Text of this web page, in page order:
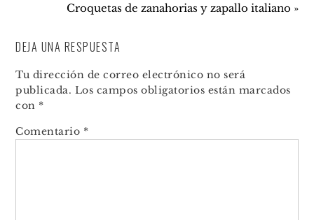
Croquetas de zanahorias y zapallo italiano »
DEJA UNA RESPUESTA
Tu dirección de correo electrónico no será
publicada. Los campos obligatorios están marcados
con *
Comentario *